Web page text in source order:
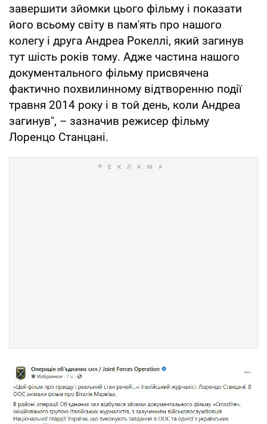
завершити зйомки цього фільму і показати
його всьому світу в пам'ять про нашого
колегу і друга Андреа Рокеллі, який загинув
тут шість років тому. Адже частина нашого
документального фільму присвячена
фактично похвилинному відтворенню події
травня 2014 року і в той день, коли Андреа
загинув", – зазначив режисер фільму
Лоренцо Станцані.